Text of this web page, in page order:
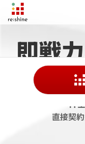
即戦
企業
IT
直接契